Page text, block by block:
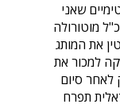
שאני
מוטורולה
את המותג
למכור את
סיום
תפרח